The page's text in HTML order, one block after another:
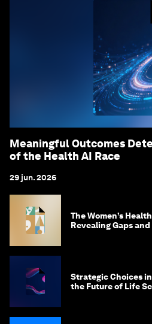
Meaningful Outcomes
of the Health AI Race
29 jun. 2026
The Women’s
Revealing Gaps
Strategic Choices
the Future of Life